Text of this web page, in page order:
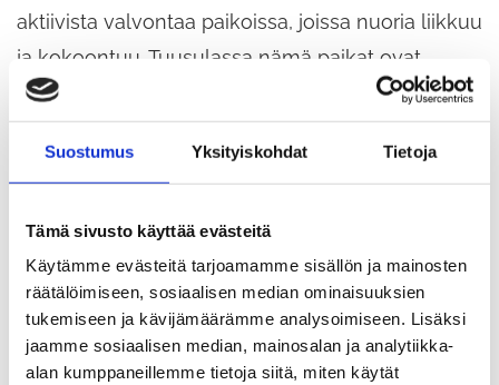
Suostumus Yksityiskohdat Tietoja
Tämä sivusto käyttää evästeitä
Käytämme evästeitä tarjoamamme sisällön ja mainosten
räätälöimiseen, sosiaalisen median ominaisuuksien
tukemiseen ja kävijämäärämme analysoimiseen. Lisäksi
jaamme sosiaalisen median, mainosalan ja analytiikka-
alan kumppaneillemme tietoja siitä, miten käytät
aktiivista valvontaa paikoissa, joissa nuoria liikkuu
ja kokoontuu. Tuusulassa nämä paikat ovat
esimerkiksi Häklin monttu ja Tuusulan
urheilukeskus.
päättäjäisillan juhlintaan liittyvistä selkeistä
pelisäännöistä ja juhlintaan liittyvistä riskeistä on
hyvä keskustella etukäteen omien lasten ja
nuorten kanssa. Huoltajien toivotaan olevan
tavoitettavissa puhelimitse lauantaina 31.5. sekä